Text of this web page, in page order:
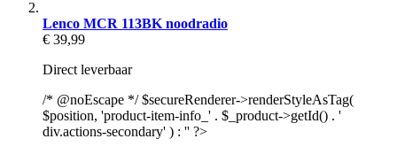
Lenco MCR 113BK noodradio
€ 39,99
Direct leverbaar
/* @noEscape */ $secureRenderer->renderStyleAsTag(
$position, 'product-item-info_' . $_product->getId() . '
div.actions-secondary' ) : '' ?>